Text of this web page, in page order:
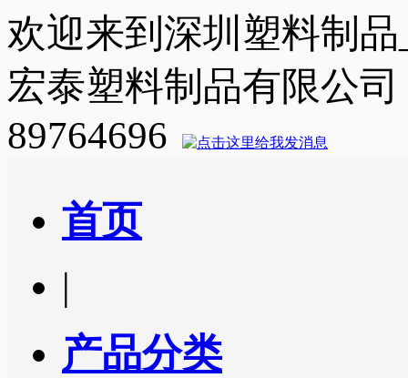
欢迎来到深圳塑料制
宏泰塑料制品有限公司
89764696
首页
|
产品分类